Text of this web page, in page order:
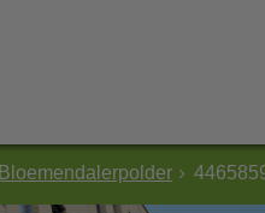
Bloemendalerpolder